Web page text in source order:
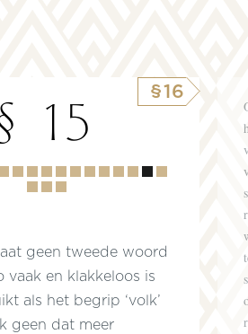
§16
15
5 6 7 8 9 10 11 12 13 14 15
17 18
vaak en klakkeloos is
als het begrip ‘volk’
geen dat meer